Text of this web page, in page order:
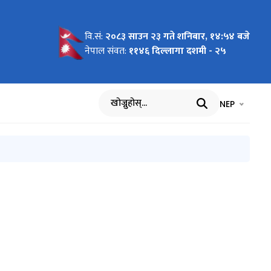
वि.सं: २०८३ साउन २३ गते शनिबार, १४:५४ बजे
नेपाल संवत: ११४६ दिल्लागा दशमी - २५
खोज्नुहोस् भाषा चयन
NEP